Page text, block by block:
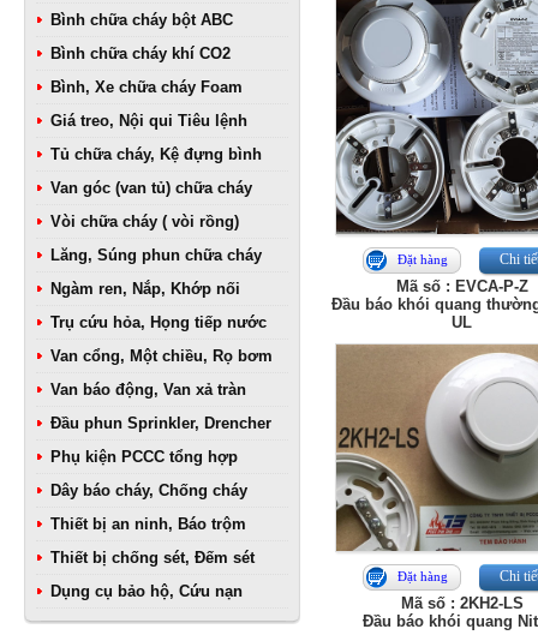
Bình chữa cháy bột ABC
Bình chữa cháy khí CO2
Bình, Xe chữa cháy Foam
Giá treo, Nội qui Tiêu lệnh
Tủ chữa cháy, Kệ đựng bình
Van góc (van tủ) chữa cháy
Vòi chữa cháy ( vòi rồng)
Lăng, Súng phun chữa cháy
Ngàm ren, Nắp, Khớp nối
Trụ cứu hỏa, Họng tiếp nước
Van cổng, Một chiều, Rọ bơm
Van báo động, Van xả tràn
Đầu phun Sprinkler, Drencher
Phụ kiện PCCC tổng hợp
Dây báo cháy, Chống cháy
Thiết bị an ninh, Báo trộm
Thiết bị chống sét, Đếm sét
Dụng cụ bảo hộ, Cứu nạn
Đặt hàng Chi
Mã số : EVCA-P-Z
Đầu báo khói quang
UL
Đặt hàng Chi
Mã số : 2KH2-LS
Đầu báo khói quang